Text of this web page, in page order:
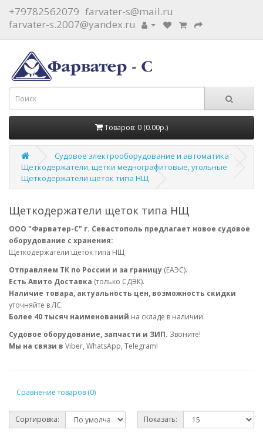
+79782562079 farvater-s@mail.ru
farvater-s.2007@yandex.ru
Товаров: 0 (0.00р.)
Судовое электрооборудование и автоматика
Щеткодержатели, щетки меднографитовые, угольные
Щеткодержатели щеток типа НЩ
Щеткодержатели щеток типа НЩ
ООО "Фарватер-С" г. Севастополь предлагает новое судовое
оборудование с хранения:
Щеткодержатели щеток типа НЩ
Отправляем ТК по России и за границу (ЕАЭС).
Есть Авито Доставка (только СДЭК).
Наличие товара, актуальность цен, возможность скидки
уточняйте в ЛС.
Более 40 тысяч наименований на складе в наличии.
Судовое оборудование, запчасти и ЗИП. Звоните!
Мы на связи в Viber, WhatsApp, Telegram!
Сравнение товаров (0)
Сортировка: Показать: